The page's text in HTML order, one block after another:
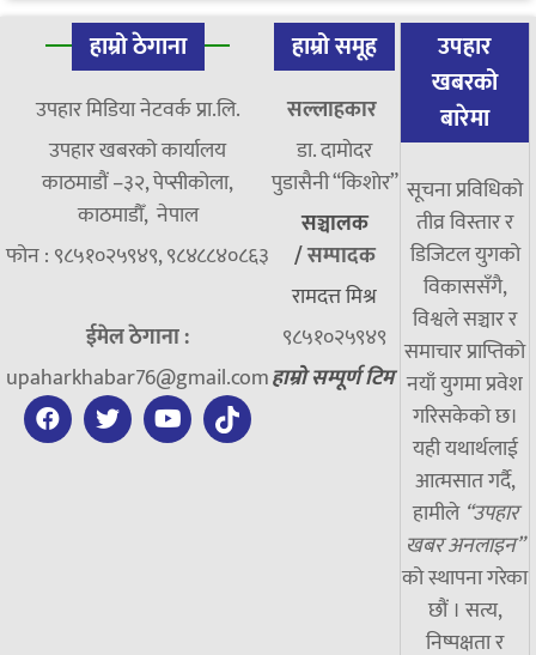
हाम्रो ठेगाना
उपहार मिडिया नेटवर्क प्रा.लि.
उपहार खबरको कार्यालय
काठमाडौं –३२, पेप्सीकोला,
काठमाडौँ, नेपाल
फोन : ९८५१०२५९४९, ९८४८८४०८६३
ईमेल ठेगाना :
upaharkhabar76@gmail.com
हाम्रो समूह
सल्लाहकार
डा. दामाेदर
पुडासैनी “किशाेर”
सञ्चालक
/सम्पादक
रामदत्त मिश्र
९८५१०२५९४९
हाम्रो सम्पूर्ण टिम
उपहार
खबरको
बारेमा
सूचना प्रविधिको
तीव्र विस्तार र
डिजिटल युगको
विकाससँगै,
विश्वले सञ्चार र
समाचार प्राप्तिको
नयाँ युगमा प्रवेश
गरिसकेको छ।
यही यथार्थलाई
आत्मसात गर्दै,
हामीले “उपहार
खबर अनलाइन”
को स्थापना गरेका
छौं । सत्य,
निष्पक्षता र